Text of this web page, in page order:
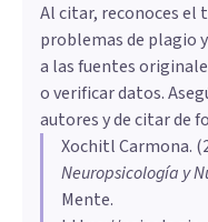
Al citar, reconoces el
problemas de plagio
a las fuentes
o verificar datos.
autores y de citar de
Xochitl Carmona. (
Neuropsicología y
Mente.